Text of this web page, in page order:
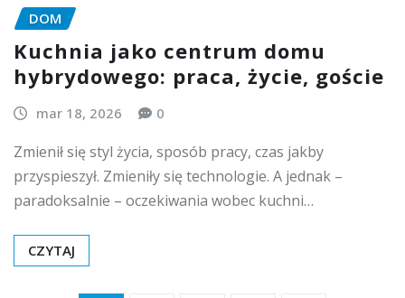
DOM
Kuchnia jako centrum domu
hybrydowego: praca, życie, goście
mar 18, 2026 0
Zmienił się styl życia, sposób pracy, czas jakby
przyspieszył. Zmieniły się technologie. A jednak –
paradoksalnie – oczekiwania wobec kuchni…
CZYTAJ